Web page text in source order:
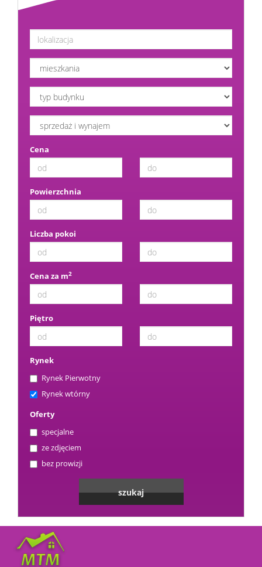
Cena
Powierzchnia
Liczba pokoi
Cena za m2
Piętro
Rynek
Rynek Pierwotny
Rynek wtórny
Oferty
specjalne
ze zdjęciem
bez prowizji